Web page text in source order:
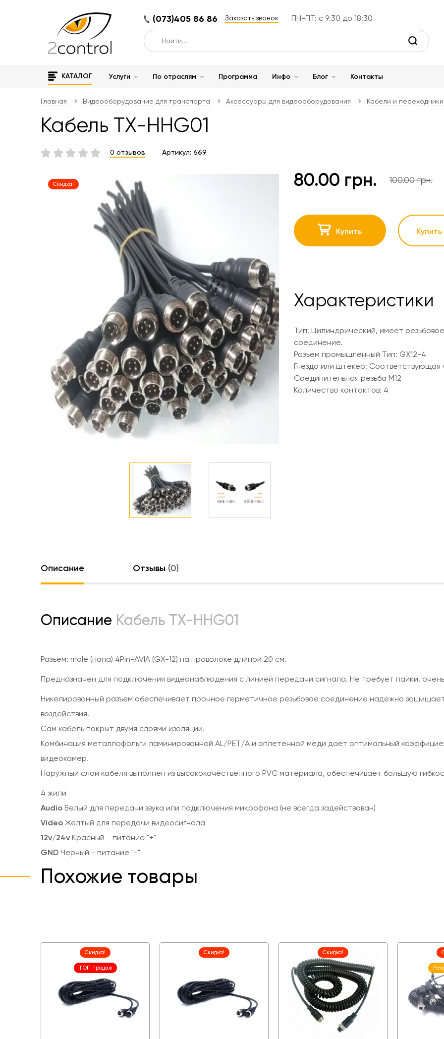
(073)405 86 86 Заказать звонок ПН-ПТ: с 9:30 до 18:30
КАТАЛОГ Услуги По отраслям Программа Инфо Блог Контакты
Главная Видеооборудование для транспорта Аксессуары для видеооборудования Кабели и переходники
Кабель TX-HHG01
0 отзывов Артикул: 669
Скидка! 80.00 грн. 100.00 грн.
Купить Купить
Характеристики
Тип: Цилиндрический, имеет
соединение.
Разъем промышленный Тип: GX12-4
Гнездо или штекер:
Соединительная резьба М12
Количество контактов: 4
Описание Отзывы (0)
Описание Кабель TX-HHG01
Разъем: male (папа) 4Pin-AVIA (GX-12) на проволоке длиной 20 см.
Предназначен для подключения видеонаблюдения с линией передачи сигнала. Не требует пайки,
Никелированный разъем обеспечивает прочное герметичное резьбовое соединение надежно
воздействия.
Сам кабель покрыт двумя слоями изоляции.
Комбинация металлофольги ламинированной AL/PET/A и оплетенной меди дает оптимальный
видеокамер.
Наружный слой кабеля выполнен из высококачественного PVC материала, обеспечивает большую
4 жили
Audio Белый для передачи звука или подключения микрофона (не всегда задействован)
Video Желтый для передачи видеосигнала
12v/24v Красный - питание "+"
GND Черный - питание "-"
Похожие товары
Скидка!
ТОП продаж
Скидка! Скидка!